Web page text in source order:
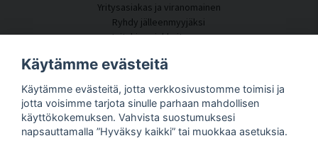
Yritysasiakas ja viranomainen
Ryhdy jälleenmyyjäksi
Joitakin asiakkaitamme
Asiakaspalvelu
Akustiikkakonsultointi
Asennus
Kysymyksiä ja vastauksia
Tietoportaali
Käytämme evästeitä
Käytämme evästeitä, jotta verkkosivustomme toimisi ja
jotta voisimme tarjota sinulle parhaan mahdollisen
käyttökokemuksen. Vahvista suostumuksesi
napsauttamalla ”Hyväksy kaikki” tai muokkaa asetuksia.